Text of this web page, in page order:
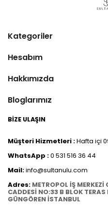
Kategoriler
Hesabım
Hakkımızda
Bloglarımız
BİZE ULAŞIN
Müşteri Hizmetleri :Hafta içi
WhatsApp :0 531 516 36 44
Mail:info@sultanulu.com
Adres: METROPOL İŞ
CADDESİ NO:33 B BLOK
GÜNGÖREN İSTANBUL